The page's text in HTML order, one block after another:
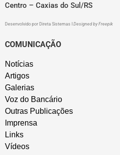
Centro – Caxias do Sul/RS
Desenvolvido por Direta Sistemas Designed by Freepik
COMUNICAÇÃO
Notícias
Artigos
Galerias
Voz do Bancário
Outras Publicações
Imprensa
Links
Vídeos